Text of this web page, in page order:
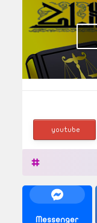
youtube
Messenger